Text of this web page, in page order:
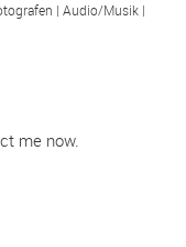
Audio/Musik
me now.